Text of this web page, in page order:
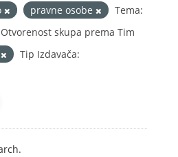
pravne osobe
Tema:
Otvorenost skupa prema Tim
Tip Izdavača: